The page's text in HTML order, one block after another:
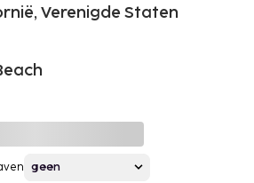
Verenigde Staten